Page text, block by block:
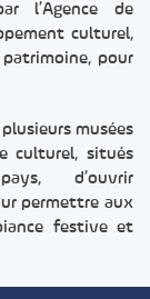
l’Agence de
culturel,
pour
musées
culturel, situés
d’ouvrir
permettre aux
festive et